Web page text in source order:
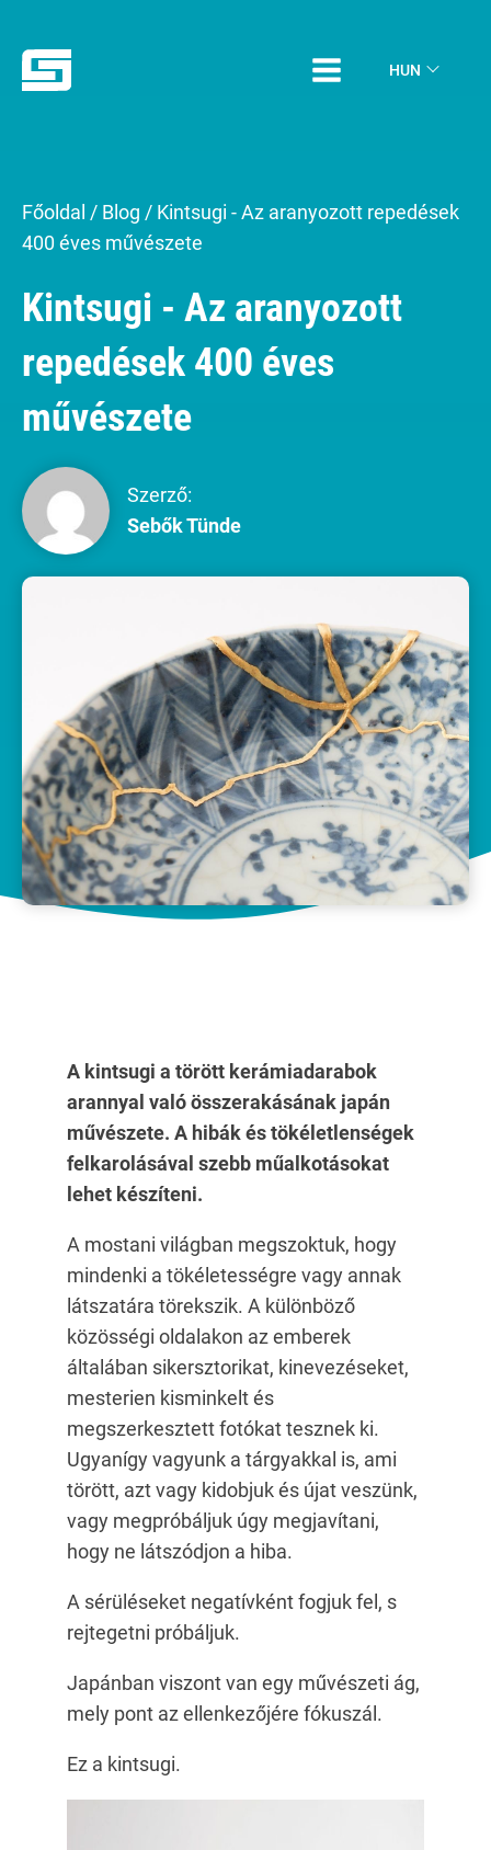
HUN
Főoldal / Blog / Kintsugi - Az aranyozott repedések
400 éves művészete
Kintsugi - Az aranyozott
repedések 400 éves
művészete
Szerző:
Sebők Tünde
A kintsugi a törött kerámiadarabok
arannyal való összerakásának japán
művészete. A hibák és tökéletlenségek
felkarolásával szebb műalkotásokat
lehet készíteni.
A mostani világban megszoktuk, hogy
mindenki a tökéletességre vagy annak
látszatára törekszik. A különböző
közösségi oldalakon az emberek
általában sikersztorikat, kinevezéseket,
mesterien kisminkelt és
megszerkesztett fotókat tesznek ki.
Ugyanígy vagyunk a tárgyakkal is, ami
törött, azt vagy kidobjuk és újat veszünk,
vagy megpróbáljuk úgy megjavítani,
hogy ne látszódjon a hiba.
A sérüléseket negatívként fogjuk fel, s
rejtegetni próbáljuk.
Japánban viszont van egy művészeti ág,
mely pont az ellenkezőjére fókuszál.
Ez a kintsugi.